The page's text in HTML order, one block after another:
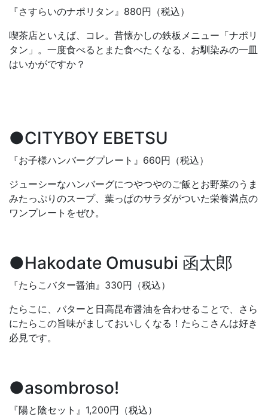
『さすらいのナポリタン』880円（税込）
喫茶店といえば、コレ。昔懐かしの鉄板メニュー「ナポリ
タン」。一度食べるとまた食べたくなる、お馴染みの一皿
はいかがですか？
●CITYBOY EBETSU
『お子様ハンバーグプレート』660円（税込）
ジューシーなハンバーグにつやつやのご飯とお野菜のうま
みたっぷりのスープ、葉っぱのサラダがついた栄養満点の
ワンプレートをぜひ。
●Hakodate Omusubi 函太郎
『たらこバター醤油』330円（税込）
たらこに、バターと日高昆布醤油を合わせることで、さら
にたらこの旨味がましておいしくなる！たらこさんは好き
必見です。
●asombroso!
『陽と陰セット』1,200円（税込）